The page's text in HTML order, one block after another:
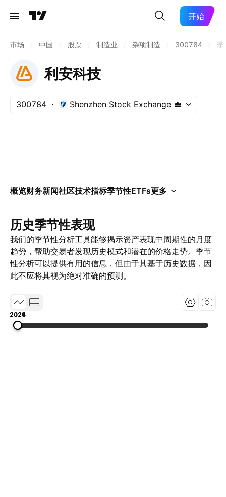
开始
市场 中国 股票 制造业 杂项制造 300784 季
利安科技
300784 Shenzhen Stock Exchange
概览财务新闻社区技术指标季节性ETFs更多
历史季节性表现
我们的季节性分析工具能够揭示资产表现中周期性的月度
趋势，帮助交易者发现历史模式和潜在的价格走势。季节
性分析可以提供有用的信息，但由于其基于历史数据，因
此不应将其视为绝对准确的预测。
2024
2025
2026